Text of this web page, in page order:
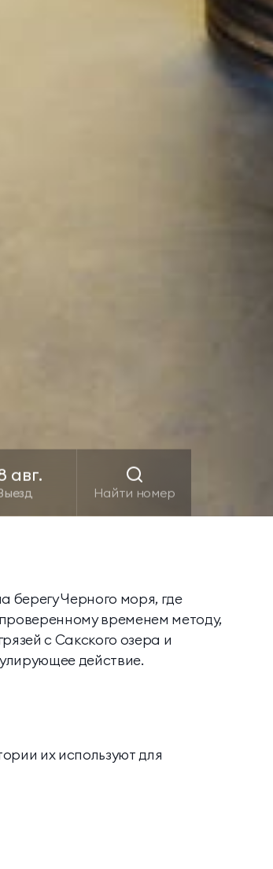
Найти номер
Черного моря, где
временем методу,
с Сакского озера и
действие.
их используют для